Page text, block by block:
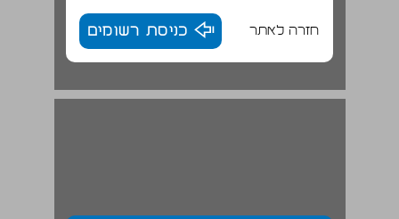
חזרה לאתר כניסת רשומים
הדגם הקנאי ... 16